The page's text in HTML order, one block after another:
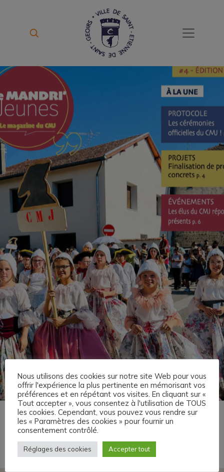
Accueil »Mandri'jeunes
Mandri’jeunes 2026
Nous utilisons des cookies sur notre site Web pour vous
offrir l'expérience la plus pertinente en mémorisant vos
préférences et en répétant vos visites. En cliquant sur «
Tout accepter », vous consentez à l'utilisation de TOUS
les cookies. Cependant, vous pouvez vous rendre sur
les « Paramètres des cookies » pour fournir un
consentement contrôlé.
Réglages des cookies Accepter tout